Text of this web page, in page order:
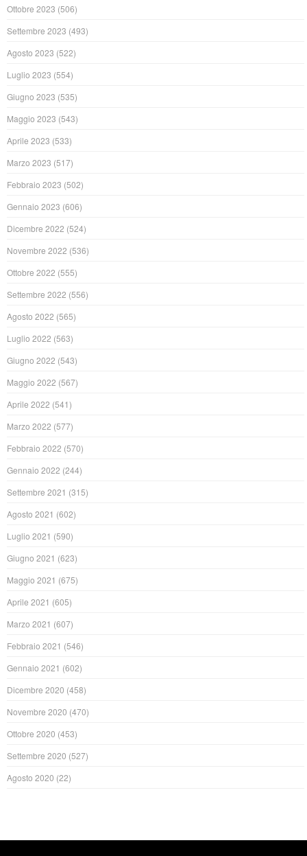
Ottobre 2023 (506)
Settembre 2023 (493)
Agosto 2023 (522)
Luglio 2023 (554)
Giugno 2023 (535)
Maggio 2023 (543)
Aprile 2023 (533)
Marzo 2023 (517)
Febbraio 2023 (502)
Gennaio 2023 (606)
Dicembre 2022 (524)
Novembre 2022 (536)
Ottobre 2022 (555)
Settembre 2022 (556)
Agosto 2022 (565)
Luglio 2022 (563)
Giugno 2022 (543)
Maggio 2022 (567)
Aprile 2022 (541)
Marzo 2022 (577)
Febbraio 2022 (570)
Gennaio 2022 (244)
Settembre 2021 (315)
Agosto 2021 (602)
Luglio 2021 (590)
Giugno 2021 (623)
Maggio 2021 (675)
Aprile 2021 (605)
Marzo 2021 (607)
Febbraio 2021 (546)
Gennaio 2021 (602)
Dicembre 2020 (458)
Novembre 2020 (470)
Ottobre 2020 (453)
Settembre 2020 (527)
Agosto 2020 (22)